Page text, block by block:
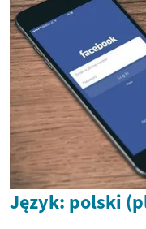
Język: polski